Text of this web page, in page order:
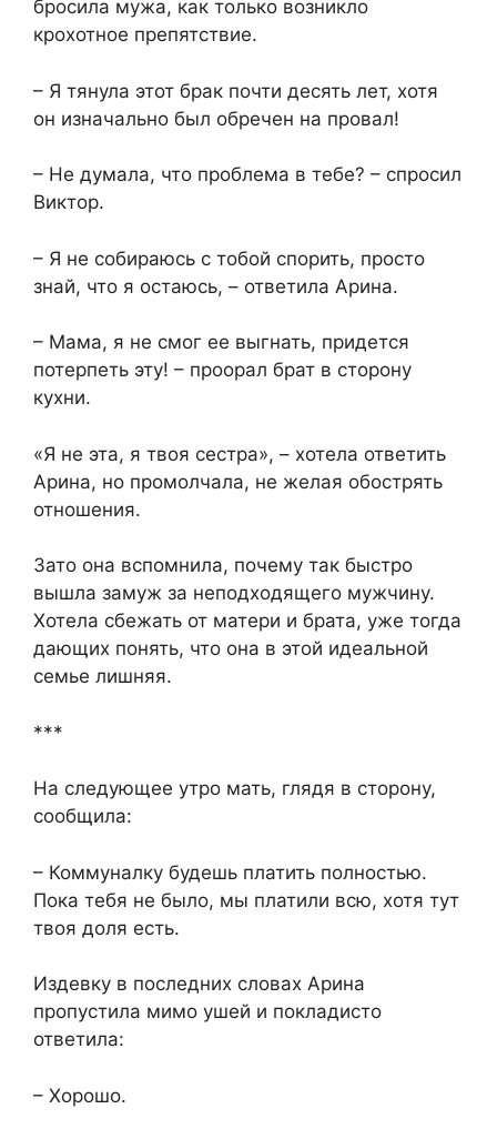
бросила мужа, как только возникло
крохотное препятствие.
– Я тянула этот брак почти десять лет, хотя
он изначально был обречен на провал!
– Не думала, что проблема в тебе? – спросил
Виктор.
– Я не собираюсь с тобой спорить, просто
знай, что я остаюсь, – ответила Арина.
– Мама, я не смог ее выгнать, придется
потерпеть эту! – проорал брат в сторону
кухни.
«Я не эта, я твоя сестра», – хотела ответить
Арина, но промолчала, не желая обострять
отношения.
Зато она вспомнила, почему так быстро
вышла замуж за неподходящего мужчину.
Хотела сбежать от матери и брата, уже тогда
дающих понять, что она в этой идеальной
семье лишняя.
***
На следующее утро мать, глядя в сторону,
сообщила:
– Коммуналку будешь платить полностью.
Пока тебя не было, мы платили всю, хотя тут
твоя доля есть.
Издевку в последних словах Арина
пропустила мимо ушей и покладисто
ответила:
– Хорошо.